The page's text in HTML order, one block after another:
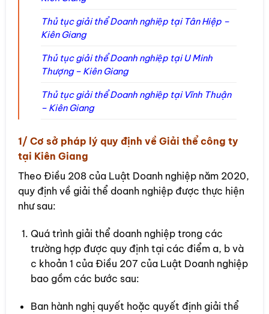
Thủ tục giải thể Doanh nghiệp tại Tân Hiệp –
Kiên Giang
Thủ tục giải thể Doanh nghiệp tại U Minh
Thượng – Kiên Giang
Thủ tục giải thể Doanh nghiệp tại Vĩnh Thuận
– Kiên Giang
1/ Cơ sở pháp lý quy định về Giải thể công ty
tại Kiên Giang
Theo Điều 208 của Luật Doanh nghiệp năm 2020,
quy định về giải thể doanh nghiệp được thực hiện
như sau:
Quá trình giải thể doanh nghiệp trong các
trường hợp được quy định tại các điểm a, b và
c khoản 1 của Điều 207 của Luật Doanh nghiệp
bao gồm các bước sau:
Ban hành nghị quyết hoặc quyết định giải thể